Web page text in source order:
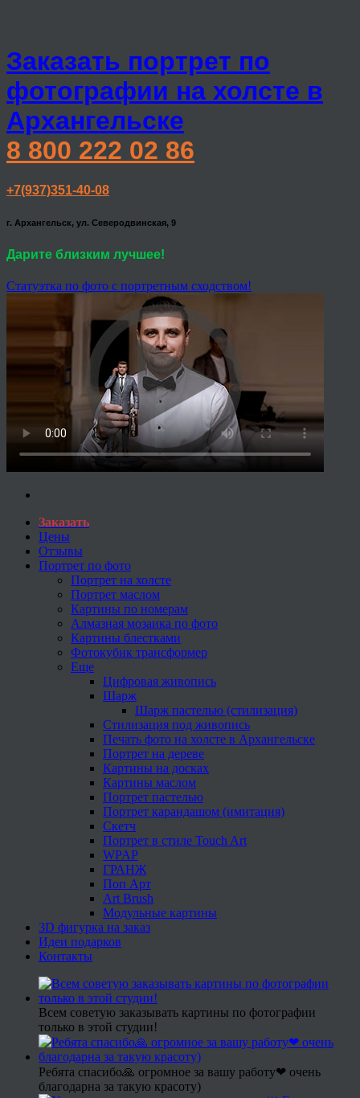
Заказать портрет по
фотографии на холсте в
Архангельске
8 800 222 02 86
+7(937)351-40-08
г. Архангельск, ул. Северодвинская, 9
Дарите близким лучшее!
Статуэтка по фото с портретным сходством!
Заказать
Цены
Отзывы
Портрет по фото
Портрет на холсте
Портрет маслом
Картины по номерам
Алмазная мозаика по фото
Картины блестками
Фотокубик трансформер
Еще
Цифровая живопись
Шарж
Шарж пастелью (стилизация)
Стилизация под живопись
Печать фото на холсте в Архангельске
Портрет на дереве
Картины на досках
Картины маслом
Портрет пастелью
Портрет карандашом (имитация)
Скетч
Портрет в стиле Touch Art
WPAP
ГРАНЖ
Поп Арт
Art Brush
Модульные картины
3D фигурка на заказ
Идеи подарков
Контакты
Всем советую заказывать картины по фотографии
только в этой студии!
Ребята спасибо🙏 огромное за вашу работу❤ очень
благодарна за такую красоту)